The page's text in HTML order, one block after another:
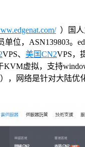
）国人
单位，ASN139803。
VPS、 美国CN2VPS，
KVM虚拟，支持
，网络是针对大陆优